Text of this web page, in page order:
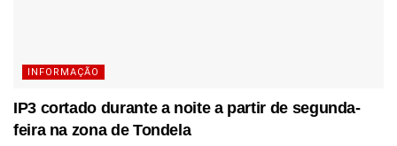
INFORMAÇÃO
IP3 cortado durante a noite a partir de segunda-
feira na zona de Tondela